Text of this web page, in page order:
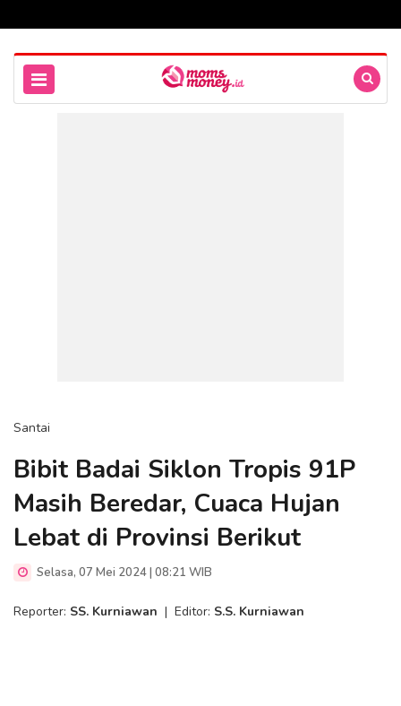
Santai
Bibit Badai Siklon Tropis 91P
Masih Beredar, Cuaca Hujan
Lebat di Provinsi Berikut
Selasa, 07 Mei 2024 | 08:21 WIB
Reporter: SS. Kurniawan | Editor: S.S. Kurniawan